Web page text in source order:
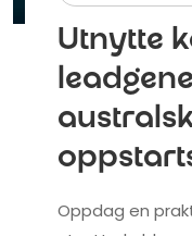
Utnytte
Oppdag en